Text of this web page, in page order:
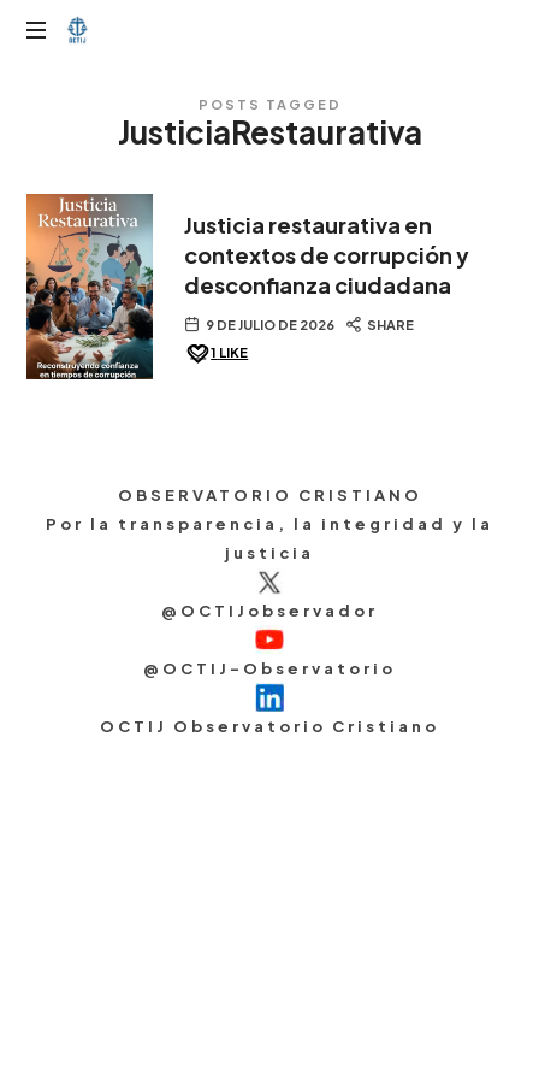
OTIJobservador
POSTS TAGGED
JusticiaRestaurativa
Justicia restaurativa en
contextos de corrupción y
desconfianza ciudadana
9 DE JULIO DE 2026
SHARE
1 LIKE
OBSERVATORIO CRISTIANO
Por la transparencia, la integridad y la
justicia
@OCTIJobservador
@OCTIJ-Observatorio
OCTIJ Observatorio Cristiano